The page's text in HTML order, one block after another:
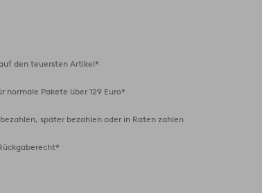
den teuersten Artikel*
normale Pakete über 129 Euro*
später bezahlen oder in Raten zahlen